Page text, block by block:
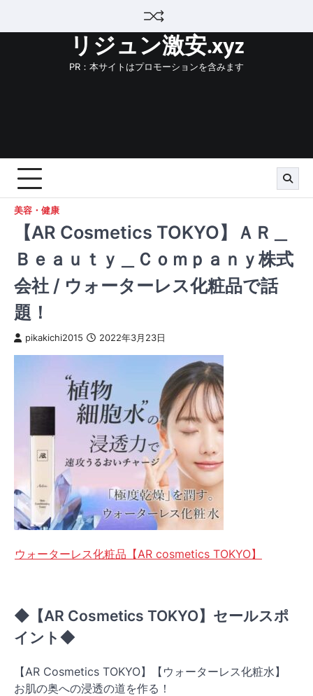
リジュン激安.xyz
PR：本サイトはプロモーションを含みます
美容・健康
【AR Cosmetics TOKYO】ＡＲ＿
Ｂｅａｕｔｙ＿Ｃｏｍｐａｎｙ株式
会社 / ウォーターレス化粧品で話
題！
pikakichi2015 2022年3月23日
ウォーターレス化粧品【AR cosmetics TOKYO】
◆【AR Cosmetics TOKYO】セールスポ
イント◆
【AR Cosmetics TOKYO】【ウォーターレス化粧水】
お肌の奥への浸透の道を作る！